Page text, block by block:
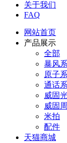
关于我们
FAQ
网站首页
产品展示
全部
暴风
原子
通话
威固
威固
米拍
配件
天猫商城